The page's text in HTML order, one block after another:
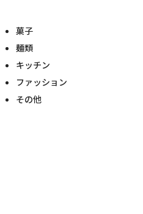
菓子
麺類
キッチン
ファッション
その他